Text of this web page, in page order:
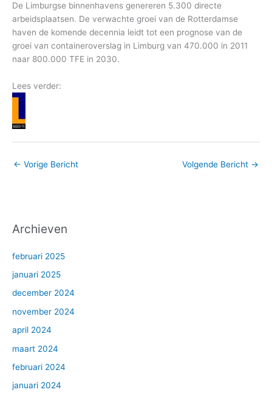
De Limburgse binnenhavens genereren 5.300 directe
arbeidsplaatsen. De verwachte groei van de Rotterdamse
haven de komende decennia leidt tot een prognose van de
groei van containeroverslag in Limburg van 470.000 in 2011
naar 800.000 TFE in 2030.
Lees verder:
← Vorige Bericht Volgende Bericht →
Archieven
februari 2025
januari 2025
december 2024
november 2024
april 2024
maart 2024
februari 2024
januari 2024